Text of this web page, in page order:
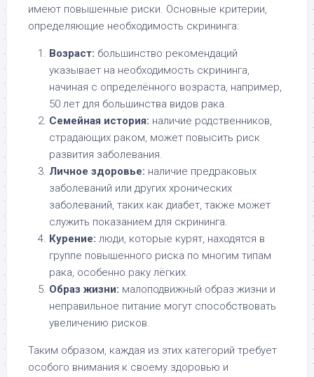
имеют повышенные риски. Основные критерии,
определяющие необходимость скрининга:
Возраст: большинство рекомендаций
указывает на необходимость скрининга,
начиная с определённого возраста, например,
50 лет для большинства видов рака.
Семейная история: наличие родственников,
страдающих раком, может повысить риск
развития заболевания.
Личное здоровье: наличие предраковых
заболеваний или других хронических
заболеваний, таких как диабет, также может
служить показанием для скрининга.
Курение: люди, которые курят, находятся в
группе повышенного риска по многим типам
рака, особенно раку лёгких.
Образ жизни: малоподвижный образ жизни и
неправильное питание могут способствовать
увеличению рисков.
Таким образом, каждая из этих категорий требует
особого внимания к своему здоровью и